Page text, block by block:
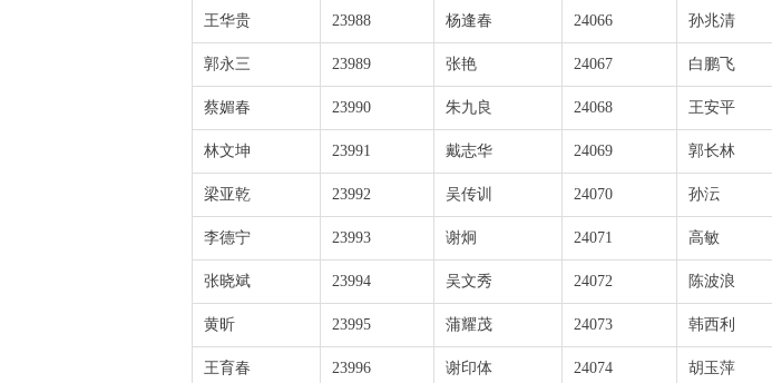
王华贵 23988 杨逢春 24066 孙兆清
郭永三 23989 张艳 24067 白鹏飞
蔡媚春 23990 朱九良 24068 王安平
林文坤 23991 戴志华 24069 郭长林
梁亚乾 23992 吴传训 24070 孙沄
李德宁 23993 谢炯 24071 高敏
张晓斌 23994 吴文秀 24072 陈波浪
黄昕 23995 蒲耀茂 24073 韩西利
王育春 23996 谢印体 24074 胡玉萍